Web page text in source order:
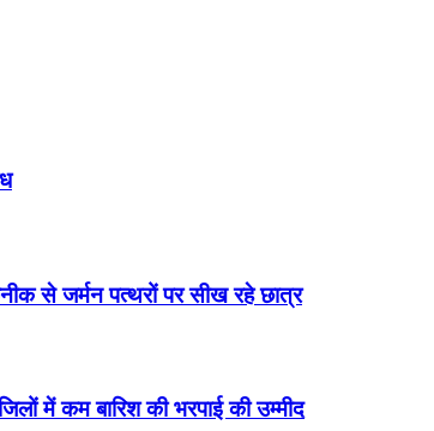
से जर्मन पत्थरों पर सीख रहे छात्र
में कम बारिश की भरपाई की उम्मीद